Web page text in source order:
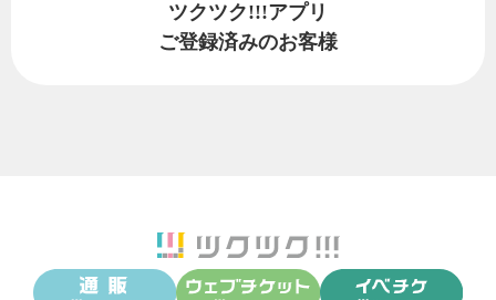
ツクツク!!!アプリ
ご登録済みのお客様